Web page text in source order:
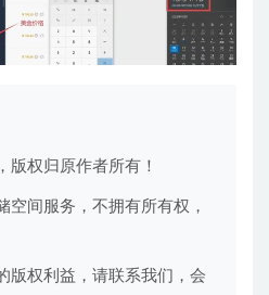
版权归原作者所有！
空间服务，不拥有所有权，
版权利益，请联系我们，会